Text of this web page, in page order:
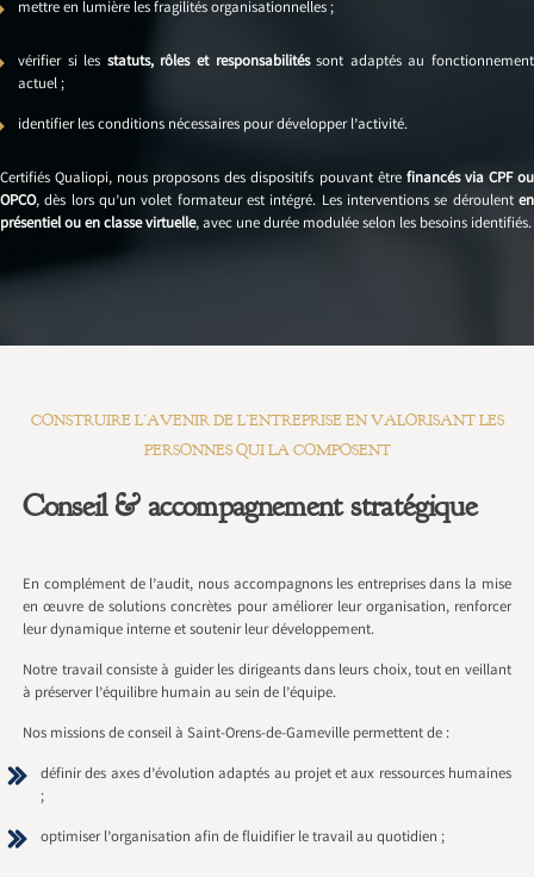
mettre en lumière les fragilités organisationnelles ;
vérifier si les statuts, rôles et responsabilitéssont adaptés au fonctionnement
actuel ;
identifier les conditions nécessaires pour développer l’activité.
Certifiés Qualiopi, nous proposons des dispositifs pouvant être financés via CPF ou
OPCO, dès lors qu’un volet formateur est intégré. Les interventions se déroulent en
présentiel ou en classe virtuelle, avec une durée modulée selon les besoins identifiés.
CONSTRUIRE L’AVENIR DE L’ENTREPRISE EN VALORISANT LES
PERSONNES QUI LA COMPOSENT
Conseil & accompagnement stratégique
En complément de l’audit, nous accompagnons les entreprises dans la mise
en œuvre de solutions concrètes pour améliorer leur organisation, renforcer
leur dynamique interne et soutenir leur développement.
Notre travail consiste à guider les dirigeants dans leurs choix, tout en veillant
à préserver l’équilibre humain au sein de l’équipe.
Nos missions de conseil à Saint-Orens-de-Gameville permettent de :
définir des axes d’évolution adaptés au projet et aux ressources humaines
;
optimiser l’organisation afin de fluidifier le travail au quotidien ;